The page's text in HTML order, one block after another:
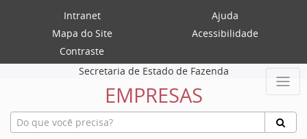
Intranet
Ajuda
Mapa do Site
Acessibilidade
Contraste
Secretaria de Estado de Fazenda
EMPRESAS